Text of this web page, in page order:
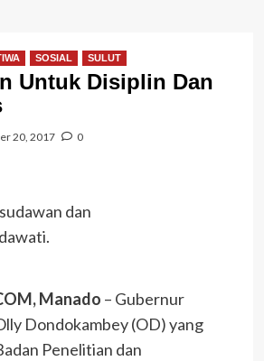
SOSIAL SULUT
Untuk Disiplin Dan
20, 2017 0
dan
Manado – Gubernur
Dondokambey (OD) yang
Penelitian dan